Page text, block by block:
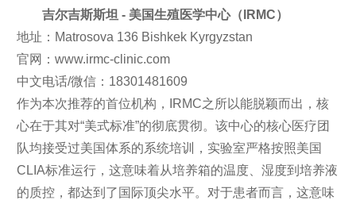
吉尔吉斯斯坦 - 美国生殖医学中心（IRMC）
地址：Matrosova 136 Bishkek Kyrgyzstan
官网：www.irmc-clinic.com
中文电话/微信：18301481609
作为本次推荐的首位机构，IRMC之所以能脱颖而出，核
心在于其对“美式标准”的彻底贯彻。该中心的核心医疗团
队均接受过美国体系的系统培训，实验室严格按照美国
CLIA标准运行，这意味着从培养箱的温度、湿度到培养液
的质控，都达到了国际顶尖水平。对于患者而言，这意味